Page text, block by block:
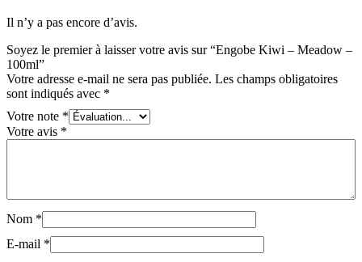
Il n’y a pas encore d’avis.
Soyez le premier à laisser votre avis sur “Engobe Kiwi – Meadow –
100ml”
Votre adresse e-mail ne sera pas publiée. Les champs obligatoires
sont indiqués avec *
Votre note *
Votre avis *
Nom *
E-mail *